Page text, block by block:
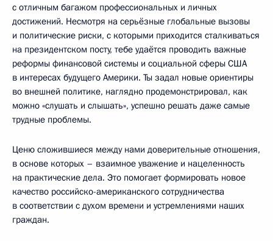
с отличным багажом профессиональных и личных
достижений. Несмотря на серьёзные глобальные вызовы
и политические риски, с которыми приходится сталкиваться
на президентском посту, тебе удаётся проводить важные
реформы финансовой системы и социальной сферы США
в интересах будущего Америки. Ты задал новые ориентиры
во внешней политике, наглядно продемонстрировал, как
можно «слушать и слышать», успешно решать даже самые
трудные проблемы.
Ценю сложившиеся между нами доверительные отношения,
в основе которых – взаимное уважение и нацеленность
на практические дела. Это помогает формировать новое
качество российско-американского сотрудничества
в соответствии с духом времени и устремлениями наших
граждан.